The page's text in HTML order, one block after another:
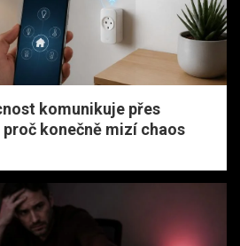
komunikuje přes
konečně mizí chaos